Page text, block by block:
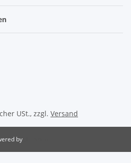
USt., zzgl. Versand
by